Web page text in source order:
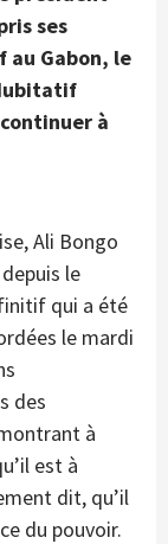
ses
Gabon, le
à
Ali Bongo
le
qui a été
le mardi
des
à
est à
dit, qu’il
du pouvoir.